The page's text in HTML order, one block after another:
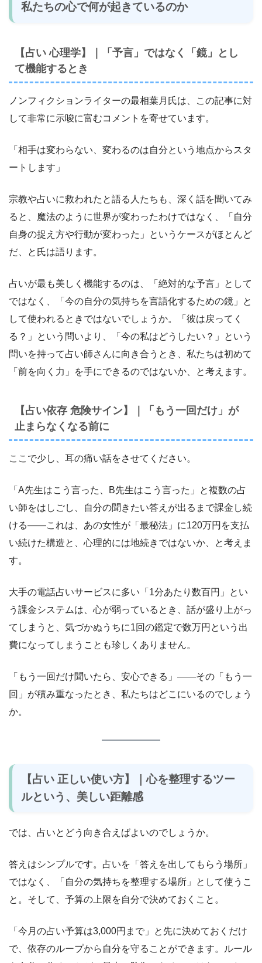
私たちの心で何が起きているのか
【占い 心理学】｜「予言」ではなく「鏡」とし
て機能するとき
ノンフィクションライターの最相葉月氏は、この記事に対
して非常に示唆に富むコメントを寄せています。
「相手は変わらない、変わるのは自分という地点からスタ
ートします」
宗教や占いに救われたと語る人たちも、深く話を聞いてみ
ると、魔法のように世界が変わったわけではなく、「自分
自身の捉え方や行動が変わった」というケースがほとんど
だ、と氏は語ります。
占いが最も美しく機能するのは、「絶対的な予言」として
ではなく、「今の自分の気持ちを言語化するための鏡」と
して使われるときではないでしょうか。「彼は戻ってく
る？」という問いより、「今の私はどうしたい？」という
問いを持って占い師さんに向き合うとき、私たちは初めて
「前を向く力」を手にできるのではないか、と考えます。
【占い依存 危険サイン】｜「もう一回だけ」が
止まらなくなる前に
ここで少し、耳の痛い話をさせてください。
「A先生はこう言った、B先生はこう言った」と複数の占
い師をはしごし、自分の聞きたい答えが出るまで課金し続
ける――これは、あの女性が「最秘法」に120万円を支払
い続けた構造と、心理的には地続きではないか、と考えま
す。
大手の電話占いサービスに多い「1分あたり数百円」とい
う課金システムは、心が弱っているとき、話が盛り上がっ
てしまうと、気づかぬうちに1回の鑑定で数万円という出
費になってしまうことも珍しくありません。
「もう一回だけ聞いたら、安心できる」――その「もう一
回」が積み重なったとき、私たちはどこにいるのでしょう
か。
【占い 正しい使い方】｜心を整理するツー
ルという、美しい距離感
では、占いとどう向き合えばよいのでしょうか。
答えはシンプルです。占いを「答えを出してもらう場所」
ではなく、「自分の気持ちを整理する場所」として使うこ
と。そして、予算の上限を自分で決めておくこと。
「今月の占い予算は3,000円まで」と先に決めておくだけ
で、依存のループから自分を守ることができます。ルール